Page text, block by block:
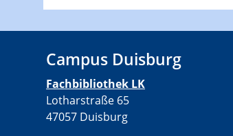
Campus Duisburg
Fachbibliothek LK
Lotharstraße 65
47057 Duisburg